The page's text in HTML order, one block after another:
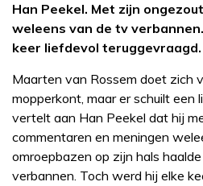
Han Peekel. Met zijn
weleens van de tv
keer liefdevol teruggevraagd.
Maarten van Rossem doet zich
mopperkont, maar er schuilt een
vertelt aan Han Peekel dat hij
commentaren en meningen
omroepbazen op zijn hals
verbannen. Toch werd hij elke